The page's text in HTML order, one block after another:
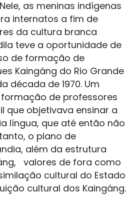
as meninas indígenas
internatos a fim de
da cultura branca
teve a oportunidade de
de formação de
Kaingáng do Rio Grande
década de 1970. Um
de professores
que objetivava ensinar a
língua, que até então não
o plano de
além da estrutura
valores de fora como
cultural do Estado
cultural dos Kaingáng.